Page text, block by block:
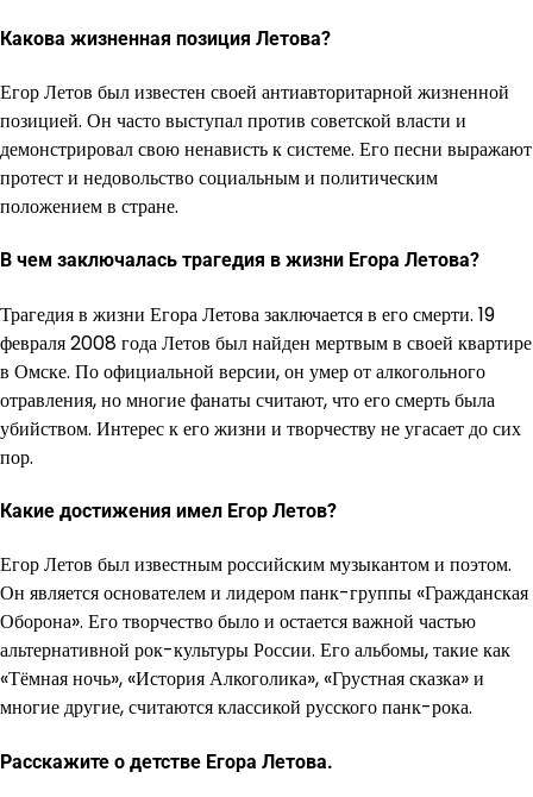
Какова жизненная позиция Летова?
Егор Летов был известен своей антиавторитарной жизненной
позицией. Он часто выступал против советской власти и
демонстрировал свою ненависть к системе. Его песни выражают
протест и недовольство социальным и политическим
положением в стране.
В чем заключалась трагедия в жизни Егора Летова?
Трагедия в жизни Егора Летова заключается в его смерти. 19
февраля 2008 года Летов был найден мертвым в своей квартире
в Омске. По официальной версии, он умер от алкогольного
отравления, но многие фанаты считают, что его смерть была
убийством. Интерес к его жизни и творчеству не угасает до сих
пор.
Какие достижения имел Егор Летов?
Егор Летов был известным российским музыкантом и поэтом.
Он является основателем и лидером панк-группы «Гражданская
Оборона». Его творчество было и остается важной частью
альтернативной рок-культуры России. Его альбомы, такие как
«Тёмная ночь», «История Алкоголика», «Грустная сказка» и
многие другие, считаются классикой русского панк-рока.
Расскажите о детстве Егора Летова.